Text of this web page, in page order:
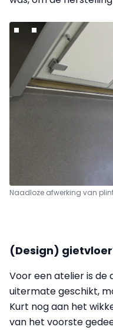
Naadloze afwerking van
(Design)
Voor een atelier is
uitermate geschikt,
Kurt nog aan het
van het voorste